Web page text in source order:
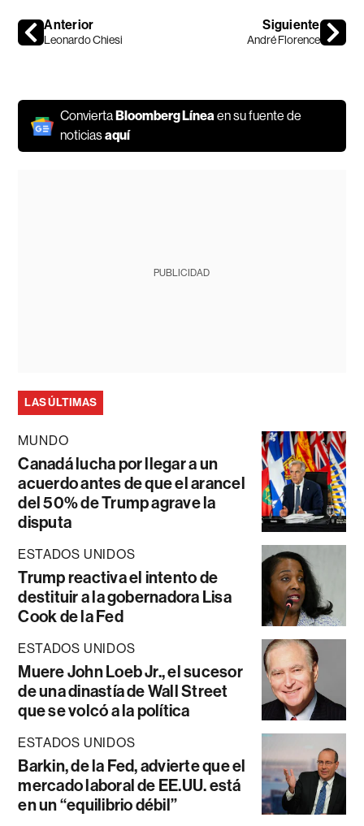
Anterior
Leonardo Chiesi
Siguiente
André Florence
ConviertaBloomberg Líneaen su fuente de
noticiasaquí
PUBLICIDAD
LAS ÚLTIMAS
MUNDO
Canadá lucha por llegar a un
acuerdo antes de que el arancel
del 50% de Trump agrave la
disputa
ESTADOS UNIDOS
Trump reactiva el intento de
destituir a la gobernadora Lisa
Cook de la Fed
ESTADOS UNIDOS
Muere John Loeb Jr., el sucesor
de una dinastía de Wall Street
que se volcó a la política
ESTADOS UNIDOS
Barkin, de la Fed, advierte que el
mercado laboral de EE.UU. está
en un “equilibrio débil”